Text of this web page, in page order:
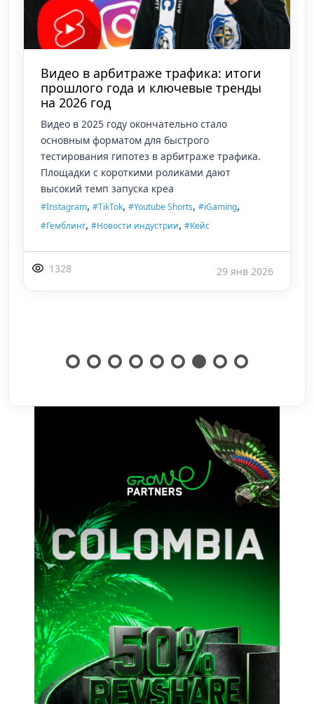
Видео в арбитраже трафика: итоги
прошлого года и ключевые тренды
на 2026 год
Видео в 2025 году окончательно стало
основным форматом для быстрого
тестирования гипотез в арбитраже трафика.
Площадки с короткими роликами дают
высокий темп запуска креа
#Instagram, #TikTok, #Youtube Shorts, #iGaming,
#Гемблинг, #Новости индустрии, #Кейс
1328 29 янв 2026